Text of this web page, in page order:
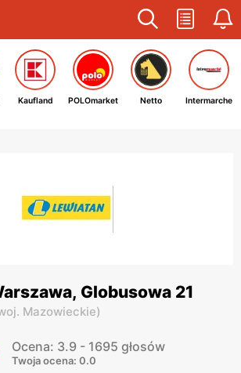
Kaufland POLOmarket Netto Intermarche
Globusowa 21
Mazowieckie)
Ocena: 3.9 - 1695 głosów
Twoja ocena: 0.0